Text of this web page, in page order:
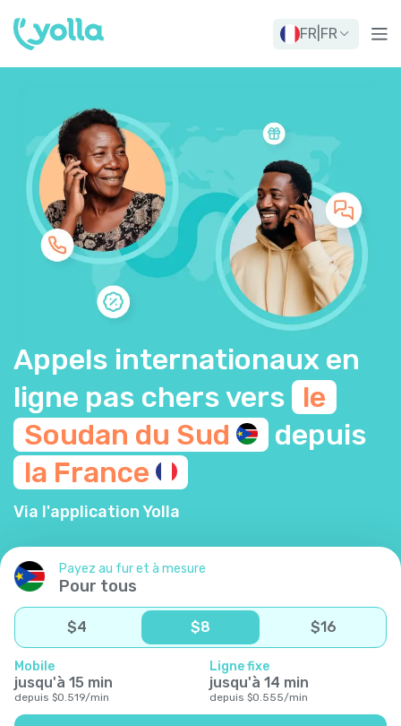
FR FR
Appels internationaux en
ligne pas chers vers le
Soudan du Sud
depuis
la France
Via l'application Yolla
Payez au fur et à mesure
Pour tous
$4 $8 $16
Mobile
jusqu'à 15 min
depuis $0.519/min
Ligne fixe
jusqu'à 14 min
depuis $0.555/min